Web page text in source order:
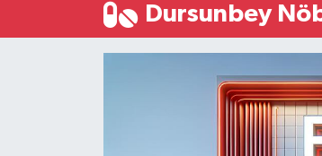
Dursunbey
Son Dakika Haberleri